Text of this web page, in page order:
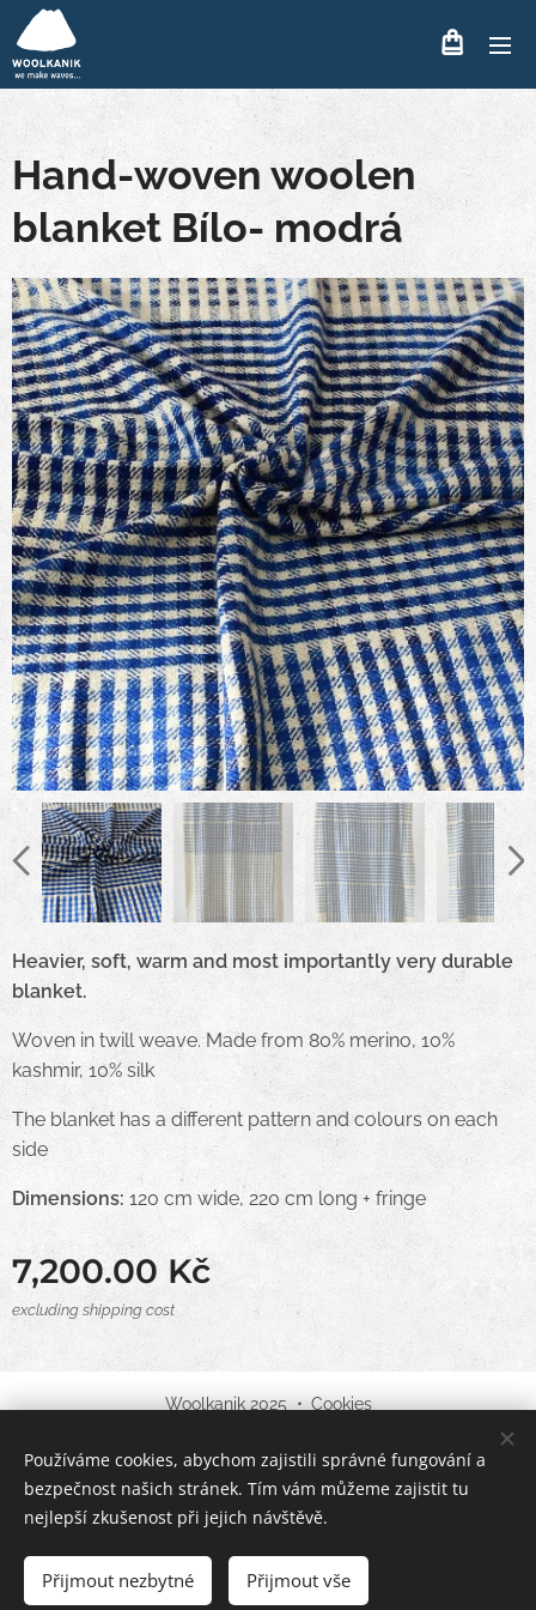
Hand-woven woolen
blanket Bílo- modrá
Heavier, soft, warm and most importantly very durable
blanket.
Woven in twill weave. Made from 80% merino, 10%
kashmir, 10% silk
The blanket has a different pattern and colours on each
side
Dimensions: 120 cm wide, 220 cm long + fringe
7,200.00 Kč
excluding shipping cost
Out of stock
Woolkanik 2025 Cookies
Languages
English
Čeština
Používáme cookies, abychom zajistili správné fungování a
bezpečnost našich stránek. Tím vám můžeme zajistit tu
nejlepší zkušenost při jejich návštěvě.
Přijmout nezbytné Přijmout vše